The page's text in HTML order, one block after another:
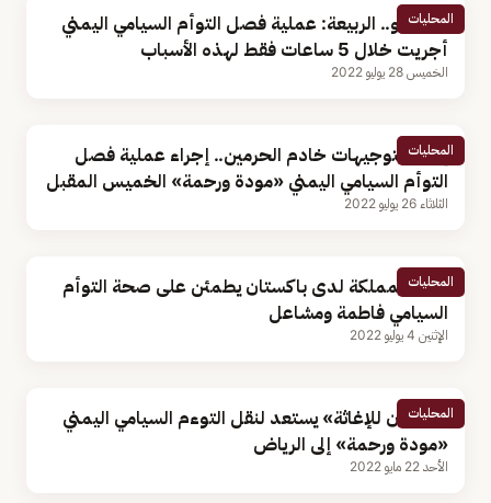
المحليات
بالفيديو.. الربيعة: عملية فصل التوأم السيامي اليمني
أجريت خلال 5 ساعات فقط لهذه الأسباب
الخميس 28 يوليو 2022
المحليات
إنفاذًا لتوجيهات خادم الحرمين.. إجراء عملية فصل
التوأم السيامي اليمني «مودة ورحمة» الخميس المقبل
الثلاثاء 26 يوليو 2022
المحليات
سفير المملكة لدى باكستان يطمئن على صحة التوأم
السيامي فاطمة ومشاعل
الإثنين 4 يوليو 2022
المحليات
«سلمان للإغاثة» يستعد لنقل التوءم السيامي اليمني
«مودة ورحمة» إلى الرياض
الأحد 22 مايو 2022